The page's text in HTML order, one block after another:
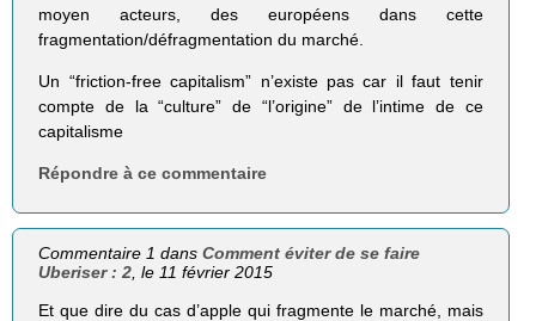
moyen acteurs, des européens dans cette
fragmentation/défragmentation du marché.
Un “friction-free capitalism” n’existe pas car il faut tenir
compte de la “culture” de “l’origine” de l’intime de ce
capitalisme
Répondre à ce commentaire
Commentaire 1 dansComment éviter de se faire
Uberiser : 2 , le 11 février 2015
Et que dire du cas d’apple qui fragmente le marché, mais